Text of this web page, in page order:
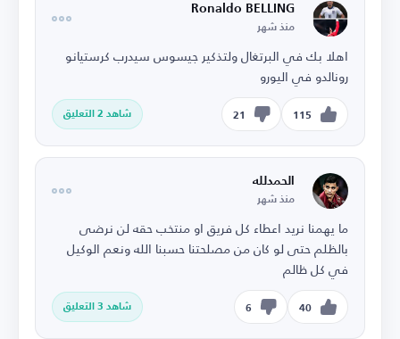
Ronaldo BELLING
منذ شهر
اهلا بك في البرتغال ولتذكير جيسوس سيدرب كرستيانو
رونالدو في اليورو
115
21 شاهد 2 التعليق
الحمدلله
منذ شهر
ما يهمنا نريد اعطاء كل فريق او منتخب حقه لن نرضى
بالظلم حتى لو كان من مصلحتنا حسبنا الله ونعم الوكيل
في كل ظالم
40
6 شاهد 3 التعليق